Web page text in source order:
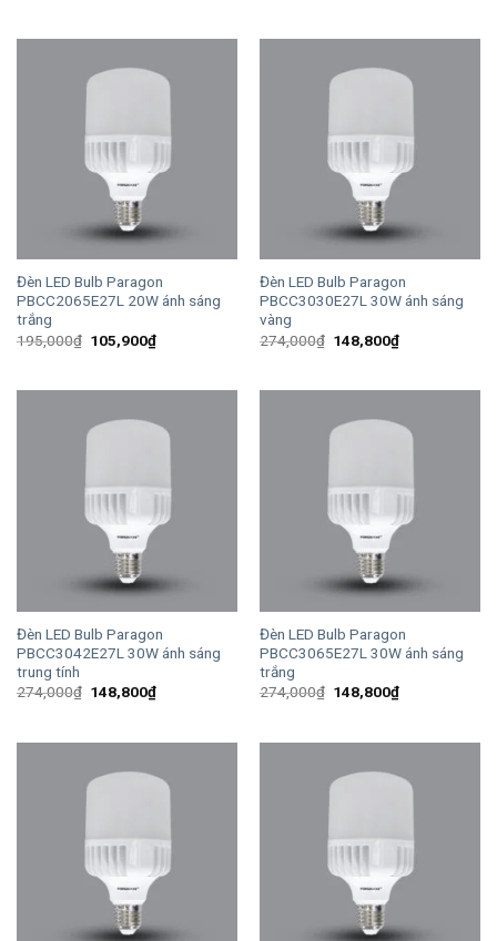
105,900₫.
105,900₫.
Đèn LED Bulb Paragon
PBCC2065E27L 20W ánh sáng
trắng
195,000₫ Giá
105,900₫Giá
hiện
Đèn LED Bulb Paragon
PBCC3030E27L 30W ánh sáng
vàng
274,000₫ Giá
148,800₫Giá
hiện
Đèn LED Bulb Paragon
PBCC3042E27L 30W ánh sáng
trung tính
274,000₫ Giá
148,800₫Giá
hiện
148,800₫.
Đèn LED Bulb Paragon
PBCC3065E27L 30W ánh sáng
trắng
274,000₫ Giá
148,800₫Giá
hiện
148,800₫.